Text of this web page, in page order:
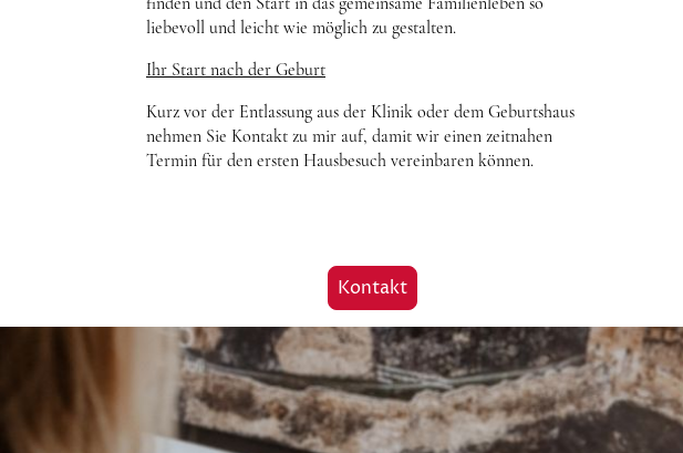
liebevoll und leicht wie möglich zu gestalten.
Ihr Start nach der Geburt
Kurz vor der Entlassung aus der Klinik oder dem Geburtshaus
nehmen Sie Kontakt zu mir auf, damit wir einen zeitnahen
Termin für den ersten Hausbesuch vereinbaren können.
Kontakt